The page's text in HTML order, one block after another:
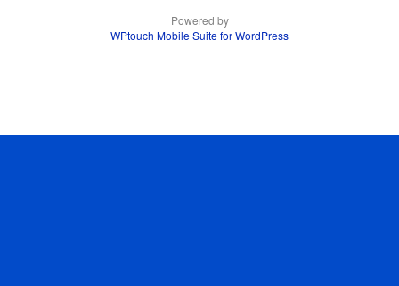
Powered by
WPtouch Mobile Suite for WordPress